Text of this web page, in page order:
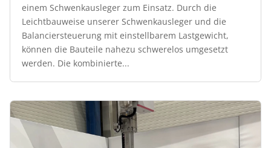
einem Schwenkausleger zum Einsatz. Durch die
Leichtbauweise unserer Schwenkausleger und die
Balanciersteuerung mit einstellbarem Lastgewicht,
können die Bauteile nahezu schwerelos umgesetzt
werden. Die kombinierte...